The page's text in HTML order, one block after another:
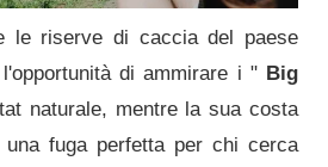
le riserve di caccia del paese
di ammirare i " Big
naturale, mentre la sua costa
una fuga perfetta per chi cerca